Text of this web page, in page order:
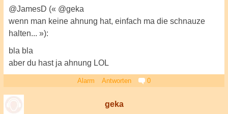
@JamesD (« @geka
wenn man keine ahnung hat, einfach ma die schnauze
halten... »):
bla bla
aber du hast ja ahnung LOL
Alarm Antworten 0
geka